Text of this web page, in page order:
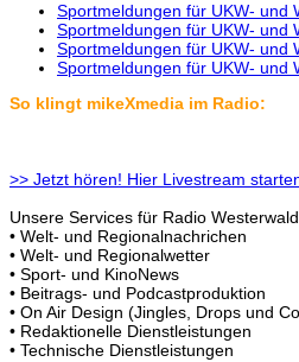
Sportmeldungen für UKW- und
Sportmeldungen für UKW- und
Sportmeldungen für UKW- und
Sportmeldungen für UKW- und
So klingt mikeXmedia im Radio:
>> Jetzt hören! Hier Livestream
Unsere Services für Radio
• Welt- und Regionalnachrichen
• Welt- und Regionalwetter
• Sport- und KinoNews
• Beitrags- und Podcastproduktion
• On Air Design (Jingles, Drops und
• Redaktionelle Dienstleistungen
• Technische Dienstleistungen